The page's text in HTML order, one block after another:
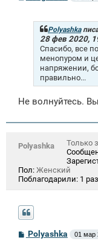
о
Polyashka
28 фев 2020,
Спасибо, все
менопуром и
напряжении,
правильно...
Не волнуйтесь.
Polyashka
Только
Пол: Женский
Поблагодарили: 1 раз
СPolyashka 01 мар